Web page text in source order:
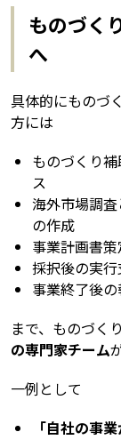
ものづく
へ
具体的にものづ
方には
ものづくり
ス
海外市場調査
の作成
事業計画書
採択後の実
事業終了後
まで、ものづく
の専門家チーム
一例として
「自社の事